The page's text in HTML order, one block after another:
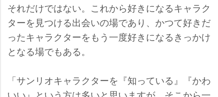
それだけではない。これから好きになるキャラク
ターを見つける出会いの場であり、かつて好きだ
ったキャラクターをもう一度好きになるきっかけ
となる場でもある。
「サンリオキャラクターを『知っている』『かわ
いい』という方は多いと思いますが、そこから一